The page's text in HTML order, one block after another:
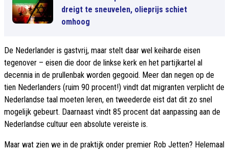
dreigt te sneuvelen, olieprijs schiet
omhoog
De Nederlander is gastvrij, maar stelt daar wel keiharde eisen
tegenover – eisen die door de linkse kerk en het partijkartel al
decennia in de prullenbak worden gegooid. Meer dan negen op de
tien Nederlanders (ruim 90 procent!) vindt dat migranten verplicht de
Nederlandse taal moeten leren, en tweederde eist dat dit zo snel
mogelijk gebeurt. Daarnaast vindt 85 procent dat aanpassing aan de
Nederlandse cultuur een absolute vereiste is.
Maar wat zien we in de praktijk onder premier Rob Jetten? Helemaal